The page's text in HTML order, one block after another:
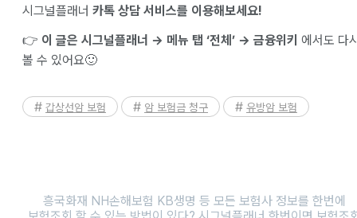
시그널플래너 카톡 상담 서비스를 이용해보세요!
👉 이 글은 시그널플래너 → 메뉴 탭 ‘전체’ → 금융위키 에서도 다
볼 수 있어요🙂
갑상선암 보험 암 보험금 청구 유방암 보험
흥국화재 NH손해보험 KB생명 등 모든 보험사 정보를 한번에